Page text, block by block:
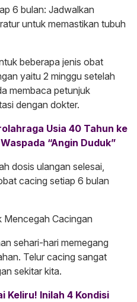
6 bulan: Jadwalkan
untuk memastikan tubuh
beberapa jenis obat
yaitu 2 minggu setelah
membaca petunjuk
dengan dokter.
Usia 40 Tahun ke
“Angin Duduk”
dosis ulangan selesai,
cacing setiap 6 bulan
Mencegah Cacingan
sehari-hari memegang
Telur cacing sangat
sekitar kita.
Keliru! Inilah 4 Kondisi